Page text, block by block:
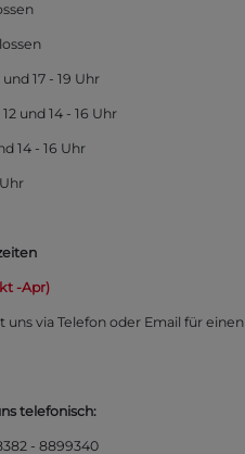
17 - 19 Uhr
und 14 - 16 Uhr
14 - 16 Uhr
-Apr)
via Telefon oder Email für einen
telefonisch:
- 8899340